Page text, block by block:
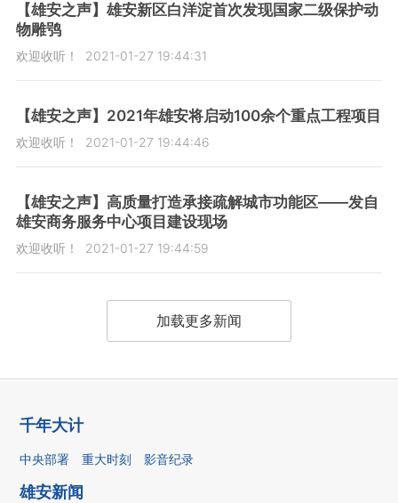
【雄安之声】雄安新区白洋淀首次发现国家二级保护动
物雕鸮
欢迎收听！ 2021-01-27 19:44:31
【雄安之声】2021年雄安将启动100余个重点工程项目
欢迎收听！ 2021-01-27 19:44:46
【雄安之声】高质量打造承接疏解城市功能区——发自
雄安商务服务中心项目建设现场
欢迎收听！ 2021-01-27 19:44:59
加载更多新闻
千年大计
中央部署 重大时刻 影音纪录
雄安新闻